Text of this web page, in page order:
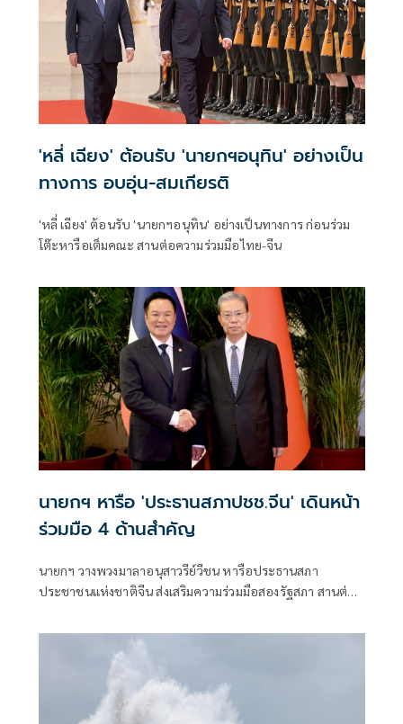
'หลี่ เฉียง' ต้อนรับ 'นายกฯอนุทิน' อย่างเป็น
ทางการ อบอุ่น-สมเกียรติ
'หลี่ เฉียง' ต้อนรับ 'นายกฯอนุทิน' อย่างเป็นทางการ ก่อนร่วม
โต๊ะหารือเต็มคณะ สานต่อความร่วมมือไทย-จีน
นายกฯ หารือ 'ประธานสภาปชช.จีน' เดินหน้า
ร่วมมือ 4 ด้านสำคัญ
นายกฯ วางพวงมาลาอนุสาวรีย์วีชน หารือประธานสภา
ประชาชนแห่งชาติจีน ส่งเสริมความร่วมมือสองรัฐสภา สานต่อ